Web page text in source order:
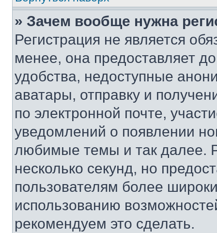
» Зачем вообще нужна
Регистрация не является
менее, она предоставляет
удобства, недоступные
аватары, отправку и
по электронной почте,
уведомлений о появлении
любимые темы и так далее.
несколько секунд, но
пользователям более
использованию
рекомендуем это сделать.